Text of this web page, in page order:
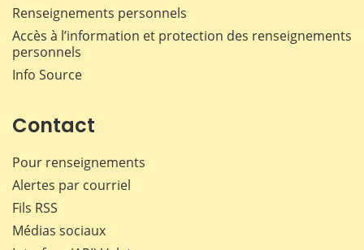
Renseignements personnels
Accès à l’information et protection des renseignements
personnels
Info Source
Contact
Pour renseignements
Alertes par courriel
Fils RSS
Médias sociaux